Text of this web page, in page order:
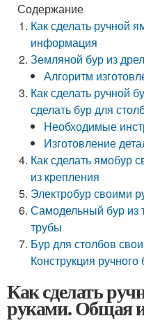
Содержание
Как сделать ручной
информация
Земляной бур из
Алгоритм
Как сделать ручной
сделать бур для
Необходимые
Изготовление
Как сделать ямобур
из крепления
Электробур своими
Самодельный бур из
трубы
Бур для столбов
Конструкция ручного
Как сделать
руками. Общая